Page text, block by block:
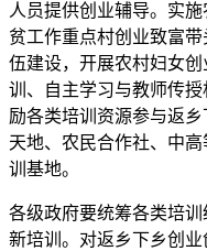
人员提供创业辅导。实
贫工作重点村创业致富
伍建设，开展农村妇女
训、自主学习与教师传
励各类培训资源参与返
天地、农民合作社、中
训基地。
各级政府要统筹各类培
新培训。对返乡下乡创